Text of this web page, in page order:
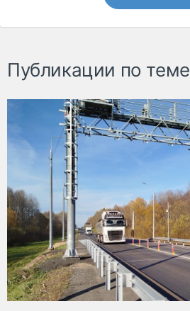
Публикации по теме